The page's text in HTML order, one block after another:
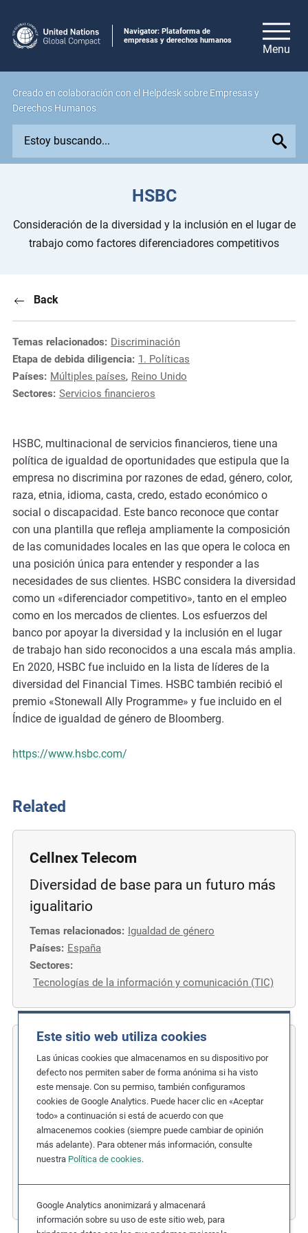
Navigator: Plataforma de
empresas y derechos humanos
Este sitio web utiliza cookies
Las únicas cookies que almacenamos en su dispositivo por
defecto nos permiten saber de forma anónima si ha visto
este mensaje. Con su permiso, también configuramos
cookies de Google Analytics. Puede hacer clic en «Aceptar
todo» a continuación si está de acuerdo con que
almacenemos cookies (siempre puede cambiar de opinión
más adelante). Para obtener más información, consulte
nuestra Política de cookies.
Google Analytics anonimizará y almacenará
información sobre su uso de este sitio web, para
Creado en colaboración con el Helpdesk sobre Empresas y
Derechos Humanos
p
r
u
e
s
,
c
a
s
t
u
d
i
e
s
,
a
n
d
m
o
r
e
HSBC
Consideración de la diversidad y la inclusión en el lugar de
trabajo como factores diferenciadores competitivos
Back
Temas relacionados: Discriminación
Etapa de debida diligencia: 1. Políticas
Países: Múltiples países, Reino Unido
Sectores: Servicios financieros
HSBC, multinacional de servicios financieros, tiene una
política de igualdad de oportunidades que estipula que la
empresa no discrimina por razones de edad, género, color,
raza, etnia, idioma, casta, credo, estado económico o
social o discapacidad. Este banco reconoce que contar
con una plantilla que refleja ampliamente la composición
de las comunidades locales en las que opera le coloca en
una posición única para entender y responder a las
necesidades de sus clientes. HSBC considera la diversidad
como un «diferenciador competitivo», tanto en el empleo
como en los mercados de clientes. Los esfuerzos del
banco por apoyar la diversidad y la inclusión en el lugar
de trabajo han sido reconocidos a una escala más amplia.
En 2020, HSBC fue incluido en la lista de líderes de la
diversidad del Financial Times. HSBC también recibió el
premio «Stonewall Ally Programme» y fue incluido en el
Índice de igualdad de género de Bloomberg.
https://www.hsbc.com/
Related
Cellnex Telecom
Diversidad de base para un futuro más
igualitario
Temas relacionados: Igualdad de género
Países: España
Sectores:
Tecnologías de la información y comunicación (TIC)
COFIDES
Medidas sobre género, diversidad e
inclusión
Temas relacionados:
Discriminación, Igualdad de género
Etapa de debida diligencia: